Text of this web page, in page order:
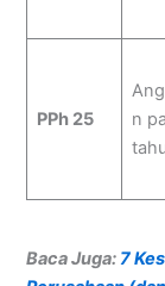
PPh 25
n
Baca Juga:7